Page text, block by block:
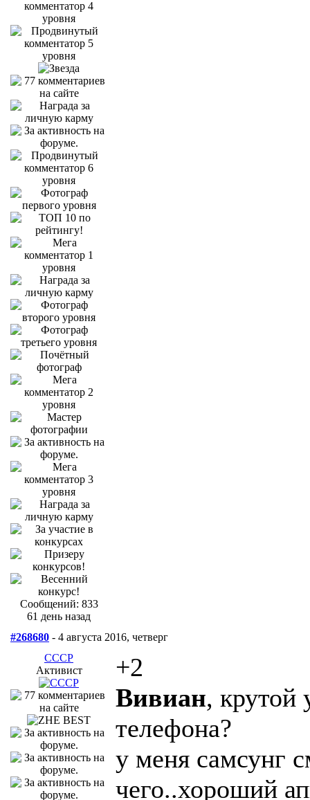
Сообщений: 833
61 день назад
#268680 - 4 августа 2016, четверг
СССР
Активист
+2
Вивиан, крутой
телефона?
у меня самсунг
чего..хороший